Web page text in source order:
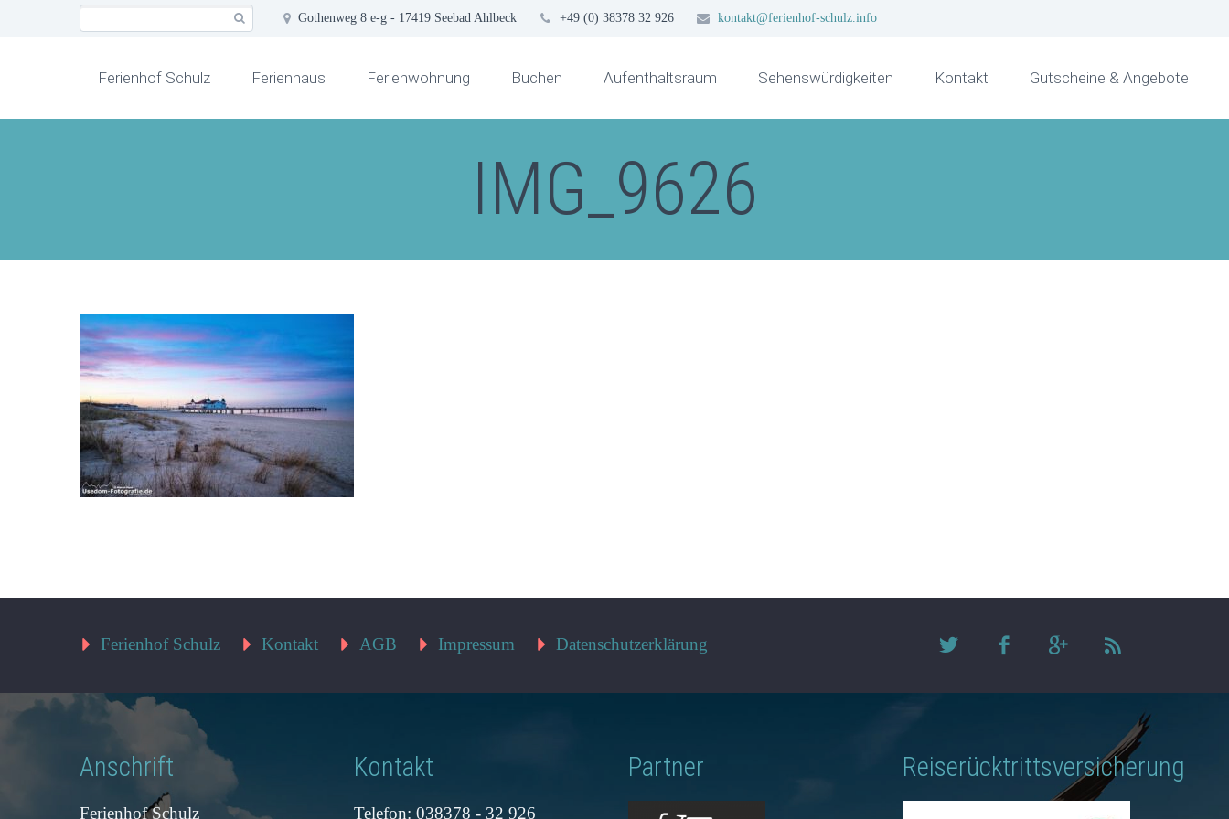
Gothenweg 8 e-g - 17419 Seebad Ahlbeck +49 (0) 38378 32 926 kontakt@ferienhof-schulz.info
Ferienhof Schulz Ferienhaus Ferienwohnung Buchen Aufenthaltsraum Sehenswürdigkeiten Kontakt Gutscheine & Angebote
IMG_9626
Ferienhof Schulz Kontakt AGB Impressum Datenschutzerklärung
Anschrift
Ferienhof Schulz
Kontakt
Telefon: 038378 - 32 926
Partner Reiserücktrittsversicherung